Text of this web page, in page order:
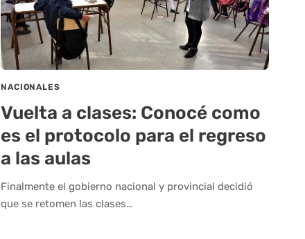
NACIONALES
Vuelta a clases: Conocé como
es el protocolo para el regreso
a las aulas
Finalmente el gobierno nacional y provincial decidió
que se retomen las clases…